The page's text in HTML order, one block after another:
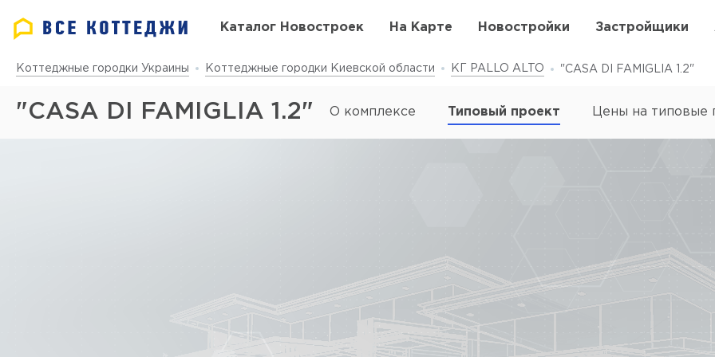
Каталог Новостроек На Карте Новостройки Застройщики
Коттеджные городки Украины Коттеджные городки Киевской области КГ PALLO ALTO "CASA DI FAMIGLIA 1.2"
"CASA DI FAMIGLIA 1.2" О комплексе Типовый проект Цены на типовые